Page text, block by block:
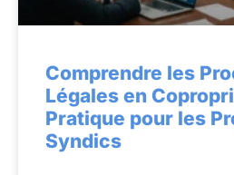
Comprendre les
Légales en
Pratique pour les
Syndics